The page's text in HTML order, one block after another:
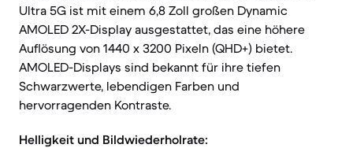
Ultra 5G ist mit einem 6,8 Zoll großen Dynamic
AMOLED 2X-Display ausgestattet, das eine höhere
Auflösung von 1440 x 3200 Pixeln (QHD+) bietet.
AMOLED-Displays sind bekannt für ihre tiefen
Schwarzwerte, lebendigen Farben und
hervorragenden Kontraste.
Helligkeit und Bildwiederholrate: